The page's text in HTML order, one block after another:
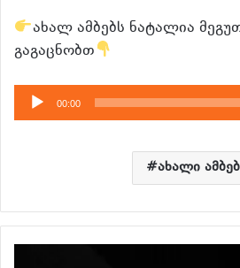
ახალ ამბებს ნატალია
გაგაცნობთ
აუდიო
დამკვრელი
00:00
ახალი